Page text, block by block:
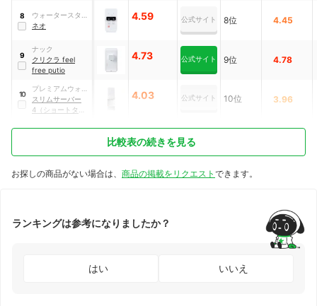
8
ウォータースタン
ド
ネオ
4.59 公式サイト 8位 4.45
9
ナック
クリクラ feel
free putio
4.73 公式サイト 9位 4.78
10
プレミアムウォー
ター
スリムサーバー
4（ショートタイ
4.03 公式サイト 10位 3.96
比較表の続きを見る
お探しの商品がない場合は、 商品の掲載をリクエスト できます。
ランキングは参考になりましたか？
はい いいえ